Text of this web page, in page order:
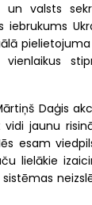
valsts
iebrukums
Daģis
jaunu
esam
lielākie